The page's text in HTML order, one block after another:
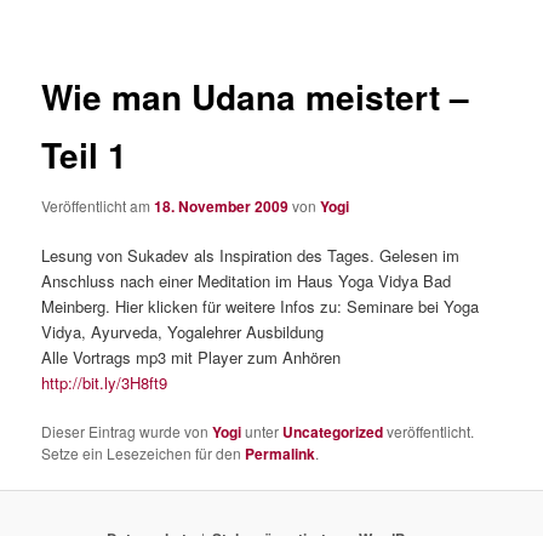
Wie man Udana meistert –
Teil 1
Veröffentlicht am18. November 2009vonYogi
Lesung von Sukadev als Inspiration des Tages. Gelesen im
Anschluss nach einer Meditation im Haus Yoga Vidya Bad
Meinberg. Hier klicken für weitere Infos zu: Seminare bei Yoga
Vidya, Ayurveda, Yogalehrer Ausbildung
Alle Vortrags mp3 mit Player zum Anhören
http://bit.ly/3H8ft9
Dieser Eintrag wurde vonYogiunter Uncategorizedveröffentlicht.
Setze ein Lesezeichen für den Permalink.